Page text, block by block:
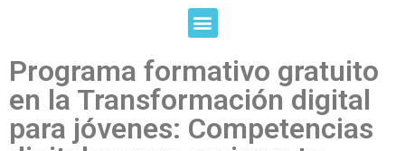
Programa formativo gratuito
en la Transformación digital
para jóvenes: Competencias